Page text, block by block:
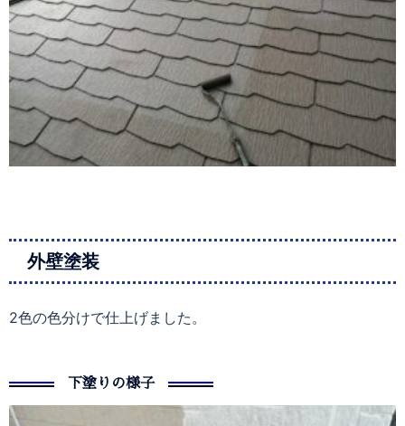
外壁塗装
2色の色分けで仕上げました。
下塗りの様子